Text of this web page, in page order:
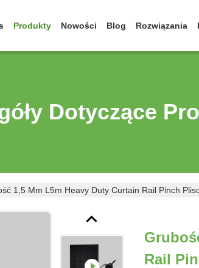
Produkty Nowości Blog Rozwiązania
Dotyczące
1,5 Mm L5m Heavy Duty Curtain Rail Pinch
Rail